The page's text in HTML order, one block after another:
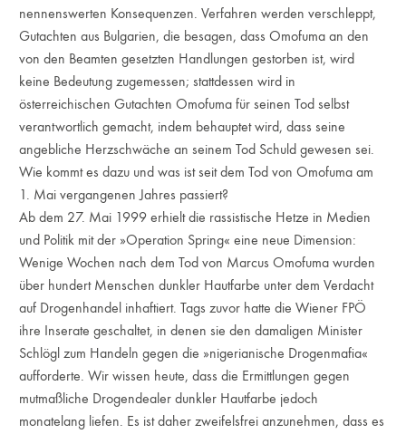
nennenswerten Konsequenzen. Verfahren werden verschleppt,
Gutachten aus Bulgarien, die besagen, dass Omofuma an den
von den Beamten gesetzten Handlungen gestorben ist, wird
keine Bedeutung zugemessen; stattdessen wird in
österreichischen Gutachten Omofuma für seinen Tod selbst
verantwortlich gemacht, indem behauptet wird, dass seine
angebliche Herzschwäche an seinem Tod Schuld gewesen sei.
Wie kommt es dazu und was ist seit dem Tod von Omofuma am
1. Mai vergangenen Jahres passiert?
Ab dem 27. Mai 1999 erhielt die rassistische Hetze in Medien
und Politik mit der »Operation Spring« eine neue Dimension:
Wenige Wochen nach dem Tod von Marcus Omofuma wurden
über hundert Menschen dunkler Hautfarbe unter dem Verdacht
auf Drogenhandel inhaftiert. Tags zuvor hatte die Wiener FPÖ
ihre Inserate geschaltet, in denen sie den damaligen Minister
Schlögl zum Handeln gegen die »nigerianische Drogenmafia«
aufforderte. Wir wissen heute, dass die Ermittlungen gegen
mutmaßliche Drogendealer dunkler Hautfarbe jedoch
monatelang liefen. Es ist daher zweifelsfrei anzunehmen, dass es